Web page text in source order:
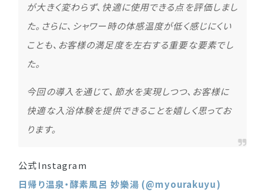
が大きく変わらず、快適に使用できる点を評価しまし
た。さらに、シャワー時の体感温度が低く感じにくい
ことも、お客様の満足度を左右する重要な要素でし
た。
今回の導入を通じて、節水を実現しつつ、お客様に
快適な入浴体験を提供できることを嬉しく思ってお
ります。
公式Instagram
日帰り温泉・酵素風呂 妙樂湯 (@myourakuyu)